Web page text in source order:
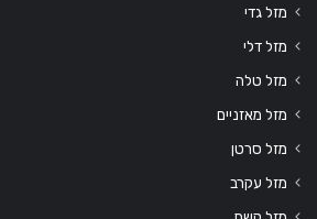
מזל גדי
מזל דלי
מזל טלה
מזל מאזניים
מזל סרטן
מזל עקרב